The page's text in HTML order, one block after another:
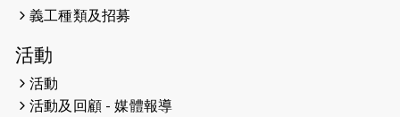
2026-04-19
2026-04-16
猛龍長跑隊恆常練習 - 4月16日
義工種類及招募
活動
活動
活動及回顧 - 媒體報導